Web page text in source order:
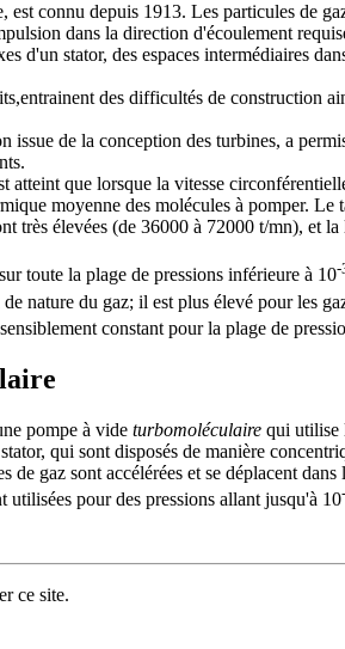
connu depuis 1913. Les particules de
dans la direction d'écoulement
d'un stator, des espaces intermédiaires
des difficultés de construction
issue de la conception des turbines, a
atteint que lorsque la vitesse
moyenne des molécules à pomper.
très élevées (de 36000 à 72000 t/mn), et
toute la plage de pressions inférieure à 10-
nature du gaz; il est plus élevé pour les
constant pour la plage de
pompe à vide turbomoléculaire qui utilise
qui sont disposés de manière
de gaz sont accélérées et se déplacent
utilisées pour des pressions allant jusqu'à 10
ce site.